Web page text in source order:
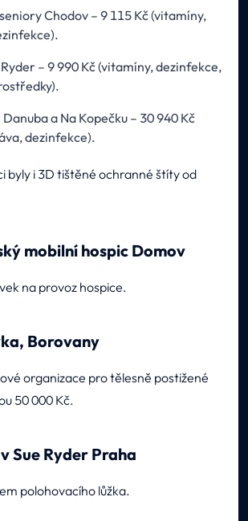
Chodov – 9 115 Kč (vitamíny,
– 9 990 Kč (vitamíny, dezinfekce,
a Na Kopečku – 30 940 Kč
dezinfekce).
byly i 3D tištěné ochranné štíty od
mobilní hospic Domov
na provoz hospice.
Borovany
organizace pro tělesně postižené
50 000 Kč.
Sue Ryder Praha
polohovacího lůžka.